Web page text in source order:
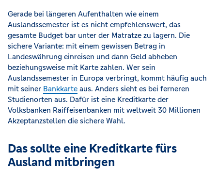
Gerade bei längeren Aufenthalten wie einem
Auslandssemester ist es nicht empfehlenswert, das
gesamte Budget bar unter der Matratze zu lagern. Die
sichere Variante: mit einem gewissen Betrag in
Landeswährung einreisen und dann Geld abheben
beziehungsweise mit Karte zahlen. Wer sein
Auslandssemester in Europa verbringt, kommt häufig auch
mit seiner Bankkarte aus. Anders sieht es bei ferneren
Studienorten aus. Dafür ist eine Kreditkarte der
Volksbanken Raiffeisenbanken mit weltweit 30 Millionen
Akzeptanzstellen die sichere Wahl.
Das sollte eine Kreditkarte fürs
Ausland mitbringen